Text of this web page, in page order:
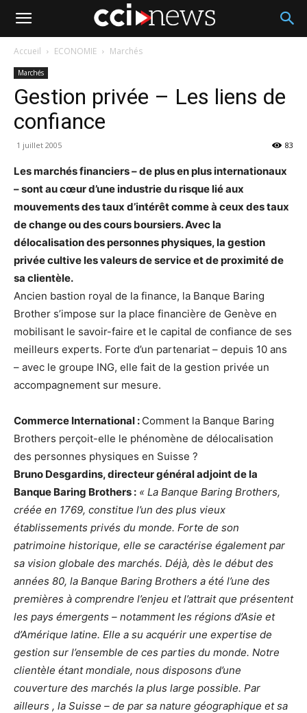
Accueil ECONOMIE Marchés
Marchés
Gestion privée – Les liens de
confiance
1 juillet 2005 83
Les marchés financiers – de plus en plus internationaux
– sont au cœur d’une industrie du risque lié aux
mouvements des taux d’intérêt comme à ceux des taux
de change ou des cours boursiers. Avec la
délocalisation des personnes physiques, la gestion
privée cultive les valeurs de service et de proximité de
sa clientèle.
Ancien bastion royal de la finance, la Banque Baring
Brother s’impose sur la place financière de Genève en
mobilisant le savoir-faire et le capital de confiance de ses
meilleurs experts. Forte d’un partenariat – depuis 10 ans
– avec le groupe ING, elle fait de la gestion privée un
accompagnement sur mesure.
Commerce International : Comment la Banque Baring
Brothers perçoit-elle le phénomène de délocalisation
des personnes physiques en Suisse ?
Bruno Desgardins, directeur général adjoint de la
Banque Baring Brothers : « La Banque Baring Brothers,
créée en 1769, constitue l’un des plus vieux
établissements privés du monde. Forte de son
patrimoine historique, elle se caractérise également par
sa vision globale des marchés. Déjà, dès le début des
années 80, la Banque Baring Brothers a été l’une des
premières à comprendre l’enjeu et l’attrait que présentent
les pays émergents – notamment les régions d’Asie et
d’Amérique latine. Elle a su acquérir une expertise de
gestion sur l’ensemble de ces parties du monde. Notre
clientèle étant mondiale, nous disposons d’une
couverture des marchés la plus large possible. Par
ailleurs , la Suisse – de par sa nature géographique et sa